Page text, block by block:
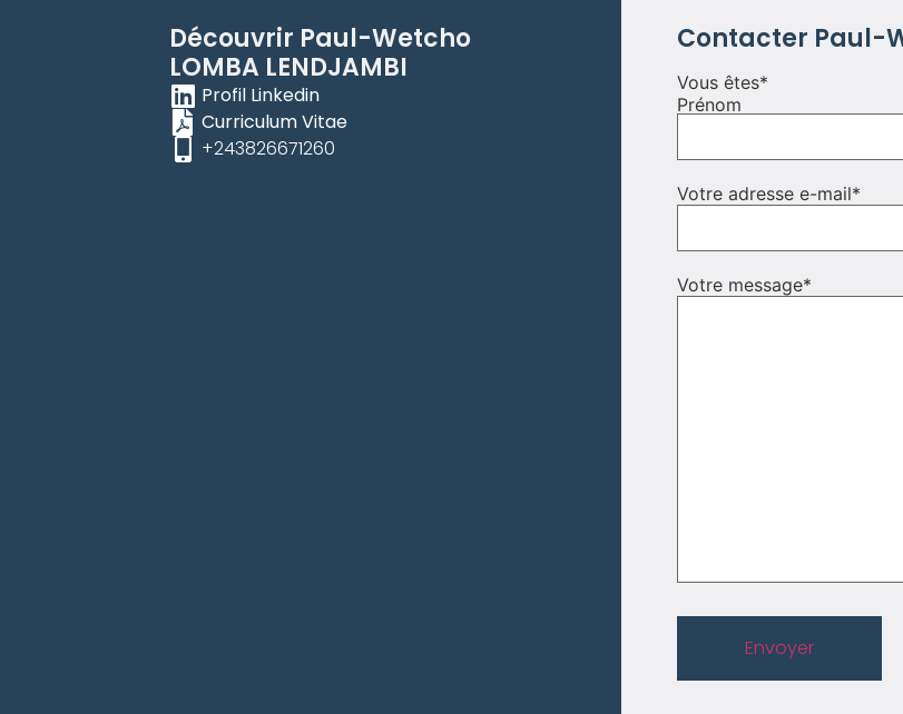
Découvrir Paul-Wetcho
LOMBA LENDJAMBI
Profil Linkedin
Curriculum Vitae
+243826671260
Contacter Paul-
Vous êtes*
Prénom
Votre adresse e-mail*
Votre message*
Envoyer